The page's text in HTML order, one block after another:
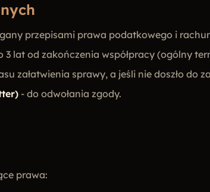
przepisami prawa podatkowego i
3 lat od zakończenia współpracy (ogólny
załatwienia sprawy, a jeśli nie doszło do
- do odwołania zgody.
prawa: